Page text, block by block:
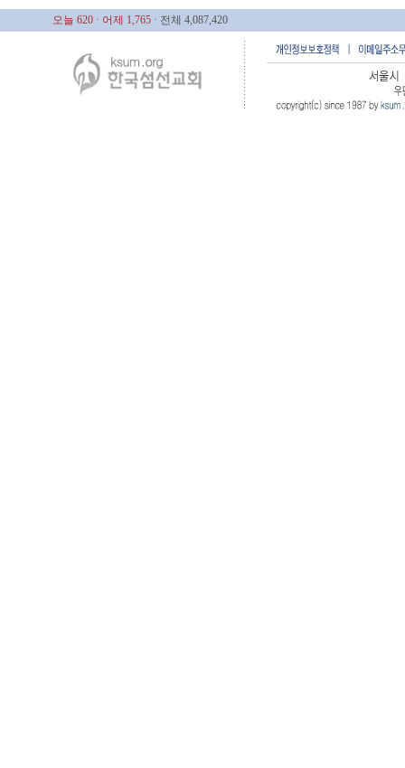
오늘 620 · 어제 1,765 · 전체 4,087,420